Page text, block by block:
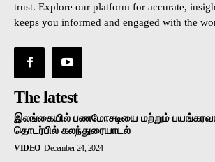
trust. Explore our platform for accurate,
keeps you informed and engaged with the
The latest
இலங்கையில் பணமோசடியை மற்றும்
தொடர்பில் கலந்துரையாடல்
VIDEO December 24, 2024